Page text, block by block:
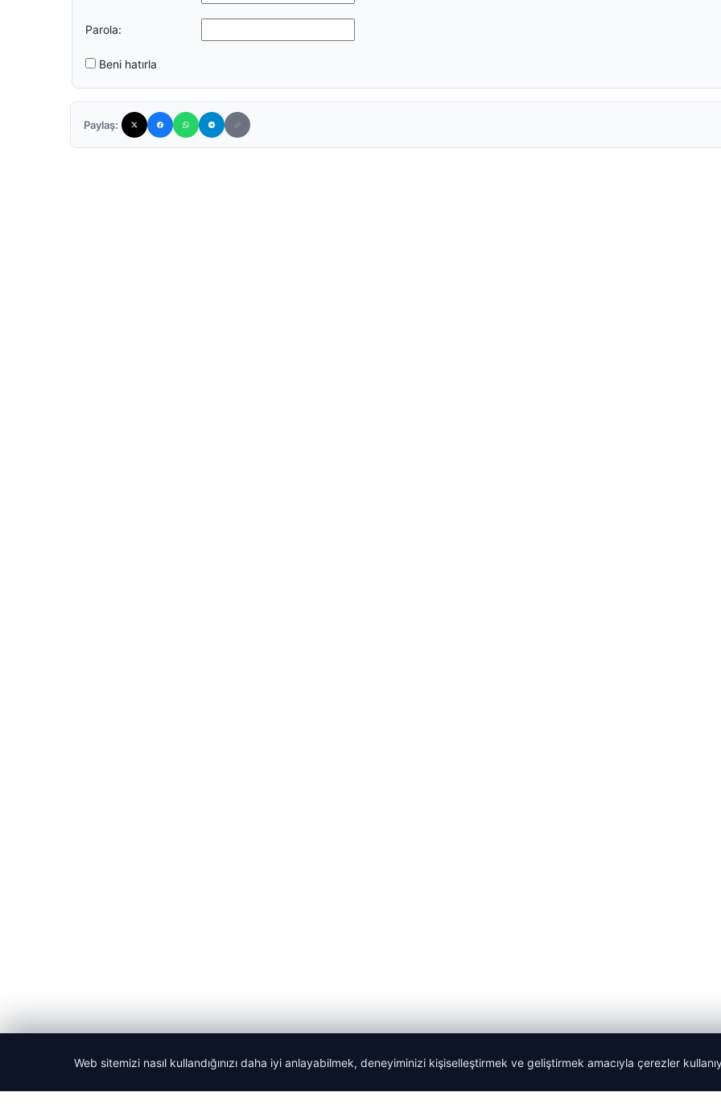
Parola:
Beni hatırla
Paylaş:
© 2026 Teknopat – Güncel Teknoloji Haberleri
Web sitemizi nasıl kullandığınızı daha iyi anlayabilmek, deneyiminizi kişiselleştirmek ve geliştirmek amacıyla çerezler